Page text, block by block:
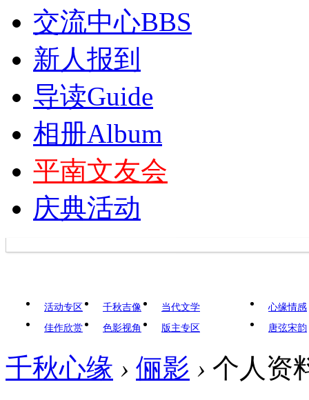
交流中心BBS
新人报到
导读Guide
相册Album
平南文友会
庆典活动
活动专区 千秋吉像
当代文学
佳作欣赏
色影视角 版主专区
心缘情感
唐弦宋韵
千秋心缘 › 俪影 › 个人资